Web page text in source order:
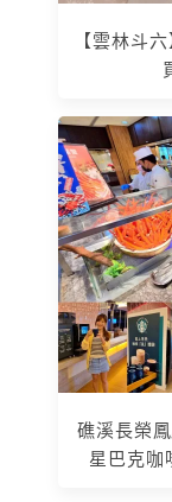
【雲林斗
礁溪長榮
星巴克咖